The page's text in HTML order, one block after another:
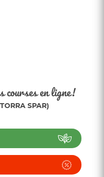
courses en ligne!
SPAR)